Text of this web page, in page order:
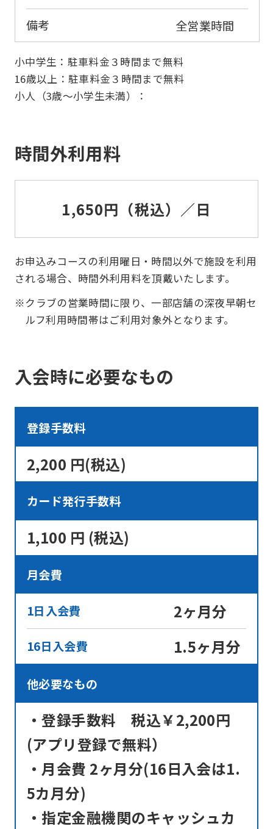
備考
全営業時間
小中学生：駐車料金３時間まで無料
16歳以上：駐車料金３時間まで無料
小人（3歳～小学生未満）：
時間外利用料
1,650円（税込）／日
お申込みコースの利用曜日・時間以外で施設を利用
される場合、時間外利用料を頂戴いたします。
※クラブの営業時間に限り、一部店舗の深夜早朝セ
ルフ利用時間帯はご利用対象外となります。
入会時に必要なもの
登録手数料
2,200 円(税込)
カード発行手数料
1,100 円 (税込)
月会費
1日入会費 2ヶ月分
16日入会費 1.5ヶ月分
他必要なもの
・登録手数料 税込￥2,200円
(アプリ登録で無料）
・月会費 2ヶ月分(16日入会は1.
5カ月分)
・指定金融機関のキャッシュカ